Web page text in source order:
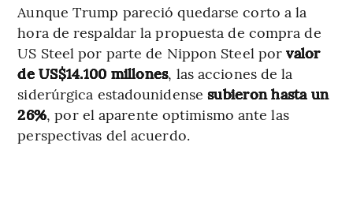
Aunque Trump pareció quedarse corto a la
hora de respaldar la propuesta de compra de
US Steel por parte de Nippon Steel porvalor
de US$14.100 millones, las acciones de la
siderúrgica estadounidense subieron hasta un
26%, por el aparente optimismo ante las
perspectivas del acuerdo.